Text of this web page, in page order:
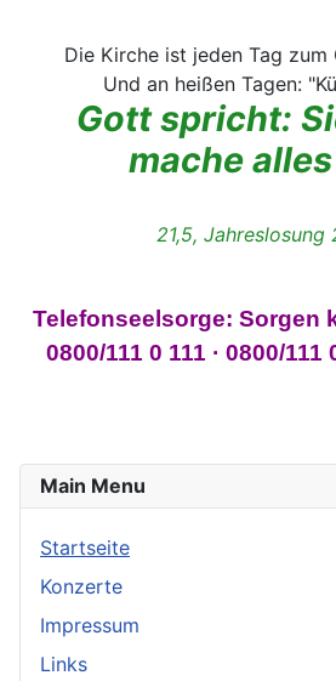
Die Kirche ist jeden Tag
Und an heißen Tagen:
Gott spricht:
mache
21,5, Jahreslosung
Telefonseelsorge: Sorgen
0800/111 0 111 · 0800/111
Main Menu
Startseite
Konzerte
Impressum
Links